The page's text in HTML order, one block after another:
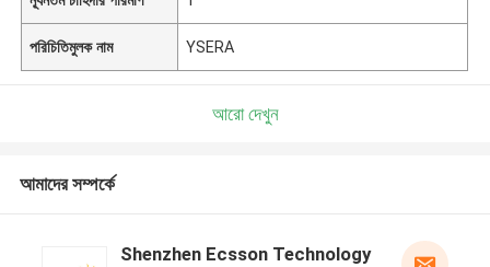
পরিচিতিমুলক নাম YSERA
আরো দেখুন
আমাদের সম্পর্কে
Shenzhen Ecsson Technology